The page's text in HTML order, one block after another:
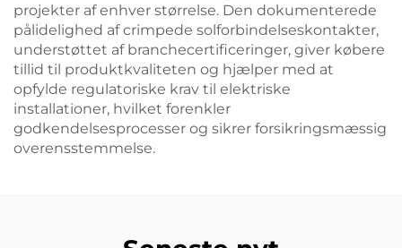
projekter af enhver størrelse. Den dokumenterede
pålidelighed af crimpede solforbindelseskontakter,
understøttet af branchecertificeringer, giver købere
tillid til produktkvaliteten og hjælper med at
opfylde regulatoriske krav til elektriske
installationer, hvilket forenkler
godkendelsesprocesser og sikrer forsikringsmæssig
overensstemmelse.